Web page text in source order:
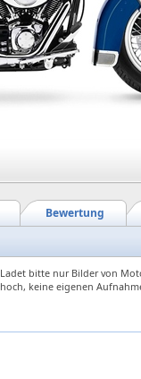
Bewertung
Ladet bitte nur Bilder von
hoch, keine eigenen